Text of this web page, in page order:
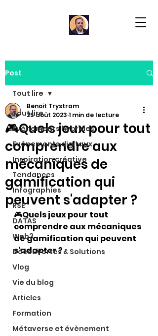
Post
Tout lire
Evénements hybrides
Evénements digitaux
Inspiration créative
Tendances
Infographies
RSE
DATAS
Web3
Découvertes & Solutions
Vlog
Vie du blog
Articles
Formation
Métaverse et évènement
Tout lire
🎮Quels jeux pour tout
comprendre aux
mécaniques de
gamification qui
peuvent s'adapter ?
Benoit Trystram
25 août 2023 1 min de lecture
🎮Quels jeux pour tout
comprendre aux mécaniques
de gamification qui peuvent
s'adapter ?